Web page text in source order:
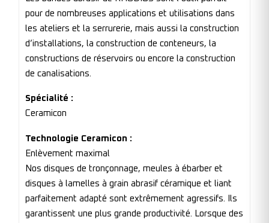
pour de nombreuses applications et utilisations dans
les ateliers et la serrurerie, mais aussi la construction
d’installations, la construction de conteneurs, la
constructions de réservoirs ou encore la construction
de canalisations.
Spécialité :
Ceramicon
Technologie Ceramicon :
Enlèvement maximal
Nos disques de tronçonnage, meules à ébarber et
disques à lamelles à grain abrasif céramique et liant
parfaitement adapté sont extrêmement agressifs. Ils
garantissent une plus grande productivité. Lorsque des